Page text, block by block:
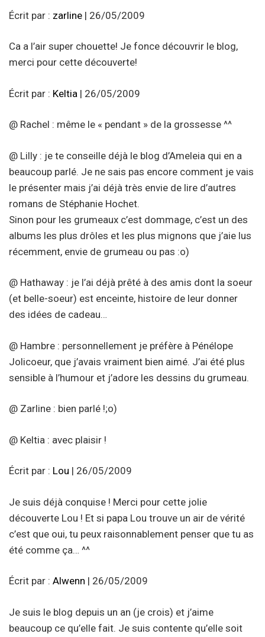
Écrit par : zarline | 26/05/2009
Ca a l’air super chouette! Je fonce découvrir le blog,
merci pour cette découverte!
Écrit par : Keltia | 26/05/2009
@ Rachel : même le « pendant » de la grossesse ^^
@ Lilly : je te conseille déjà le blog d’Ameleia qui en a
beaucoup parlé. Je ne sais pas encore comment je vais
le présenter mais j’ai déjà très envie de lire d’autres
romans de Stéphanie Hochet.
Sinon pour les grumeaux c’est dommage, c’est un des
albums les plus drôles et les plus mignons que j’aie lus
récemment, envie de grumeau ou pas :o)
@ Hathaway : je l’ai déjà prêté à des amis dont la soeur
(et belle-soeur) est enceinte, histoire de leur donner
des idées de cadeau…
@ Hambre : personnellement je préfère à Pénélope
Jolicoeur, que j’avais vraiment bien aimé. J’ai été plus
sensible à l’humour et j’adore les dessins du grumeau.
@ Zarline : bien parlé !;o)
@ Keltia : avec plaisir !
Écrit par : Lou | 26/05/2009
Je suis déjà conquise ! Merci pour cette jolie
découverte Lou ! Et si papa Lou trouve un air de vérité
c’est que oui, tu peux raisonnablement penser que tu as
été comme ça… ^^
Écrit par : Alwenn | 26/05/2009
Je suis le blog depuis un an (je crois) et j’aime
beaucoup ce qu’elle fait. Je suis contente qu’elle soit